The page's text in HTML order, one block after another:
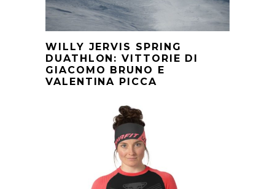
WILLY JERVIS SPRING
DUATHLON: VITTORIE DI
GIACOMO BRUNO E
VALENTINA PICCA